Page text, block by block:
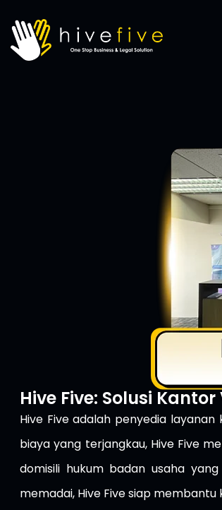
Hive Five: Solusi
Hive Five adalah penyedia
biaya yang terjangkau, Hive Five
domisili hukum badan usaha
memadai, Hive Five siap membantu